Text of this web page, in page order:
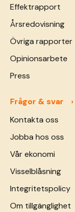
Effektrapport
Årsredovisning
Övriga rapporter
Opinionsarbete
Press
Frågor & svar
Kontakta oss
Jobba hos oss
Vår ekonomi
Visselblåsning
Integritetspolicy
Om tillgänglighet